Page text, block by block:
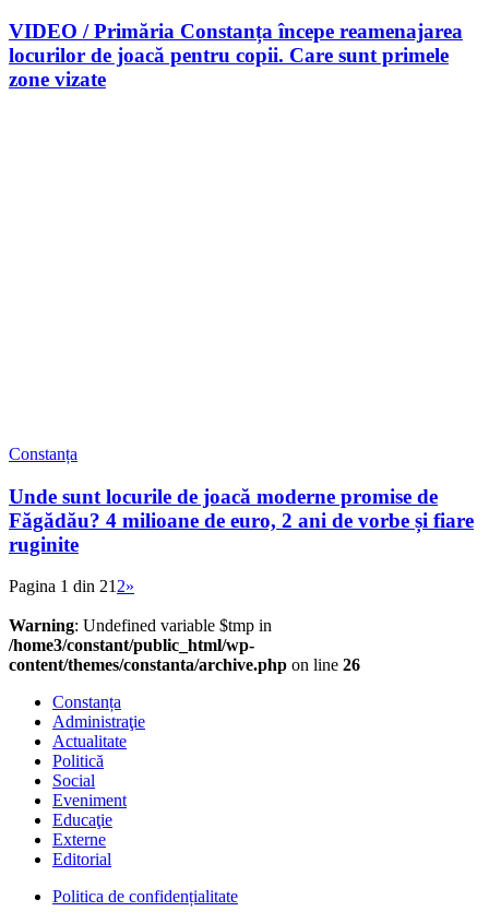
VIDEO / Primăria Constanța începe reamenajarea
locurilor de joacă pentru copii. Care sunt primele
zone vizate
Constanța
Unde sunt locurile de joacă moderne promise de
Făgădău? 4 milioane de euro, 2 ani de vorbe și fiare
ruginite
Pagina 1 din 21 2»
Warning: Undefined variable $tmp in
/home3/constant/public_html/wp-
content/themes/constanta/archive.php on line 26
Constanța
Administraţie
Actualitate
Politică
Social
Eveniment
Educaţie
Externe
Editorial
Politica de confidențialitate